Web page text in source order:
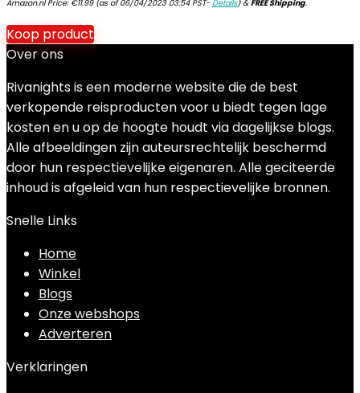
Amazon.nl Price: €11.99(as of 06/04/2023 03:54 PST-Details)&FREE Shipping.
Koop product
Over ons
Rivanights is een moderne website die de best
verkopende reisproducten voor u biedt tegen lage
kosten en u op de hoogte houdt via dagelijkse blogs.
Alle afbeeldingen zijn auteursrechtelijk beschermd
door hun respectievelijke eigenaren. Alle geciteerde
inhoud is afgeleid van hun respectievelijke bronnen.
Snelle Links
Home
Winkel
Blogs
Onze webshops
Adverteren
Verklaringen